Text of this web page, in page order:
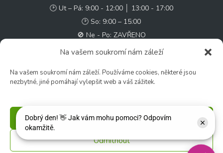
Na vašem soukromí nám záleží
Na vašem soukromí nám záleží. Používáme cookies, některé jsou
nezbytné, jiné pomáhají vylepšit web a váš zážitek.
Příjmout
Odmítnout
🕑 Ut – Pá: 9:00 - 12:00 │ 13:00 - 17:00
🕑 So: 9:00 – 15:00
🚫 Ne - Po: ZAVŘENO
✉️ e-shop@zcstrakovo.cz